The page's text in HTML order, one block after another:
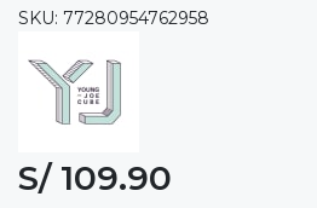
SKU: 77280954762958
S/ 109.90